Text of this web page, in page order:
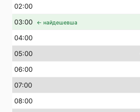
02:00
03:00 ← найдешевша
04:00
05:00
06:00
07:00
08:00